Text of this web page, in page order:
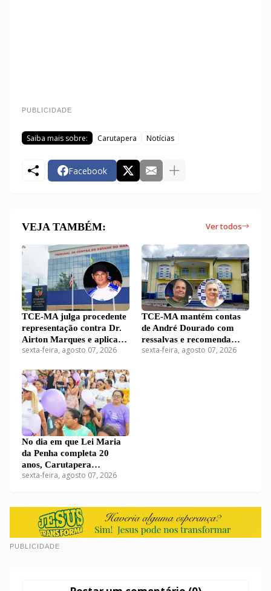
PUBLICIDADE
Saiba mais sobre: Carutapera Notícias
Facebook
VEJA TAMBÉM: Ver todos
TCE-MA julga procedente
representação contra Dr.
Airton Marques e aplica
multa de R$ 12,2 mil por
sexta-feira, agosto 07, 2026
TCE-MA mantém contas
de André Dourado com
ressalvas e recomenda
desaprovação das contas
sexta-feira, agosto 07, 2026
No dia em que Lei Maria
da Penha completa 20
anos, Carutapera
realizará eleição para
sexta-feira, agosto 07, 2026
PUBLICIDADE